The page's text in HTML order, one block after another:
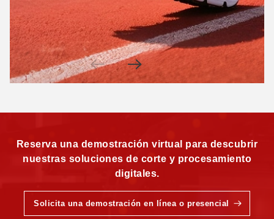
Reserva una demostración virtual para descubrir
nuestras soluciones de corte y procesamiento
digitales.
Solicita una demostración en línea o presencial